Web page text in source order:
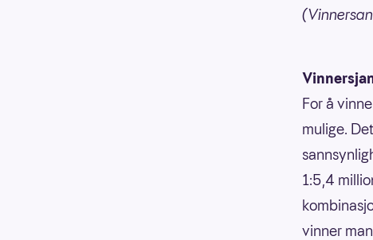
For å
mulige.
1:5,4
vinner